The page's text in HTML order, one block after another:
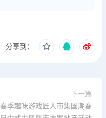
分享到：
下一篇
春季趣味游戏匠人市集国潮春